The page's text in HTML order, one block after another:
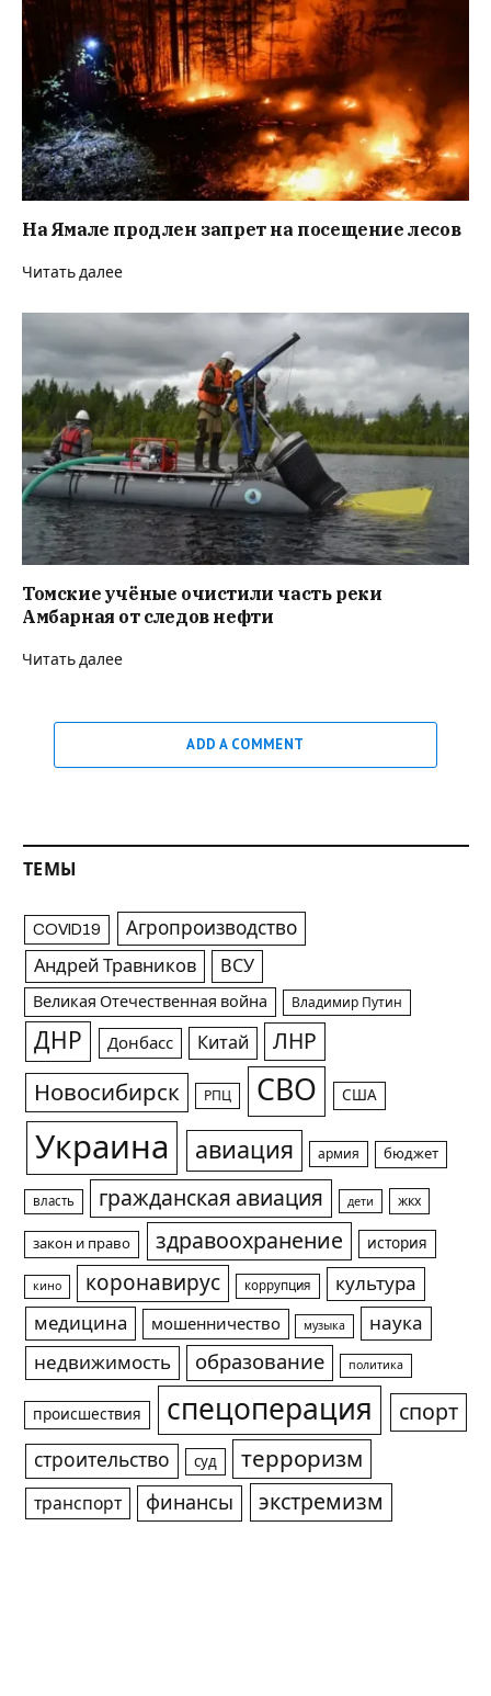
На Ямале продлен запрет на посещение лесов
Читать далее
Томские учёные очистили часть реки
Амбарная от следов нефти
Читать далее
ADD A COMMENT
ТЕМЫ
COVID19 Агропроизводство
Андрей Травников ВСУ
Великая Отечественная война Владимир Путин
ДНР Донбасс Китай ЛНР
Новосибирск РПЦ СВО США
Украина авиация армия бюджет
власть гражданская авиация дети жкх
закон и право здравоохранение история
кино коронавирус коррупция
культура
медицина
мошенничество музыка
наука
недвижимость
образование политика
происшествия спецоперация спорт
строительство суд терроризм
транспорт финансы экстремизм